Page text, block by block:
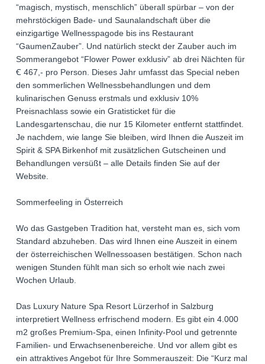
“magisch, mystisch, menschlich” überall spürbar – von der
mehrstöckigen Bade- und Saunalandschaft über die
einzigartige Wellnesspagode bis ins Restaurant
“GaumenZauber”. Und natürlich steckt der Zauber auch im
Sommerangebot “Flower Power exklusiv” ab drei Nächten für
Ꞓ 467,- pro Person. Dieses Jahr umfasst das Special neben
den sommerlichen Wellnessbehandlungen und dem
kulinarischen Genuss erstmals und exklusiv 10%
Preisnachlass sowie ein Gratisticket für die
Landesgartenschau, die nur 15 Kilometer entfernt stattfindet.
Je nachdem, wie lange Sie bleiben, wird Ihnen die Auszeit im
Spirit & SPA Birkenhof mit zusätzlichen Gutscheinen und
Behandlungen versüßt – alle Details finden Sie auf der
Website.
Sommerfeeling in Österreich
Wo das Gastgeben Tradition hat, versteht man es, sich vom
Standard abzuheben. Das wird Ihnen eine Auszeit in einem
der österreichischen Wellnessoasen bestätigen. Schon nach
wenigen Stunden fühlt man sich so erholt wie nach zwei
Wochen Urlaub.
Das Luxury Nature Spa Resort Lürzerhof in Salzburg
interpretiert Wellness erfrischend modern. Es gibt ein 4.000
m2 großes Premium-Spa, einen Infinity-Pool und getrennte
Familien- und Erwachsenenbereiche. Und vor allem gibt es
ein attraktives Angebot für Ihre Sommerauszeit: Die “Kurz mal